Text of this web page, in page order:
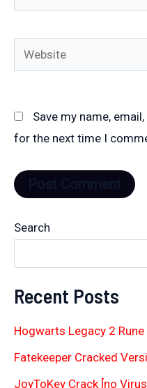
Website
Save my name,
for the next time I
Search
Recent Posts
Hogwarts Legacy 2
Fatekeeper Cracked
JoyToKey Crack [no